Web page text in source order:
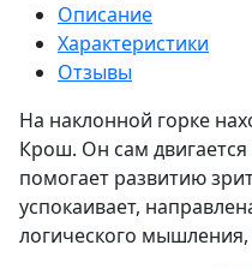
Описание
Характеристики
Отзывы
На наклонной горке
Крош. Он сам
помогает развитию
успокаивает,
логического